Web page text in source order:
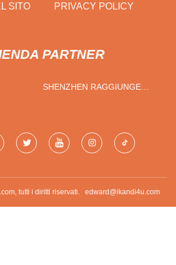
SITO PRIVACY POLICY
PARTNER
SHENZHEN RAGGIUNGE
tutti i diritti riservati. edward@ikandi4u.com